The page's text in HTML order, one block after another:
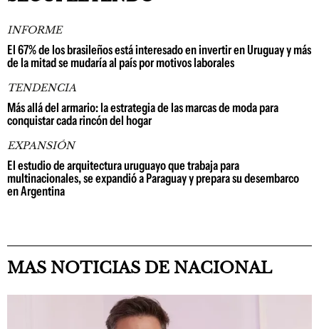
INFORME
El 67% de los brasileños está interesado en invertir en Uruguay y más
de la mitad se mudaría al país por motivos laborales
TENDENCIA
Más allá del armario: la estrategia de las marcas de moda para
conquistar cada rincón del hogar
EXPANSIÓN
El estudio de arquitectura uruguayo que trabaja para
multinacionales, se expandió a Paraguay y prepara su desembarco
en Argentina
MAS NOTICIAS DE NACIONAL